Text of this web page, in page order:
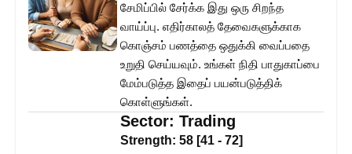
சேமிப்பில் சேர்க்க இது ஒரு சிறந்த
வாய்ப்பு. எதிர்காலத் தேவைகளுக்காக
கொஞ்சம் பணத்தை ஒதுக்கி வைப்பதை
உறுதி செய்யவும். உங்கள் நிதி பாதுகாப்பை
மேம்படுத்த இதைப் பயன்படுத்திக்
கொள்ளுங்கள்.
Sector: Trading
Strength: 58 [41 - 72]